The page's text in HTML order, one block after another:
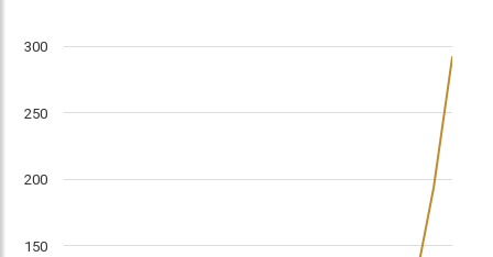
150
200
250
300